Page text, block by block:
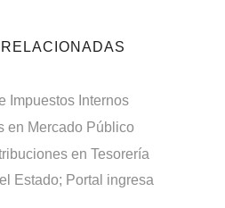
Impuestos Internos
en Mercado Público
en Tesorería
Estado; Portal ingresa